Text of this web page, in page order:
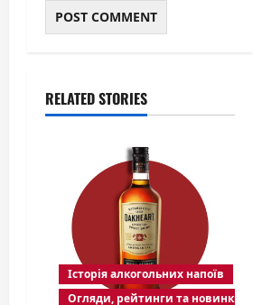
RELATED STORIES
Історія алкогольних напоїв
Огляди, рейтинги та новинки